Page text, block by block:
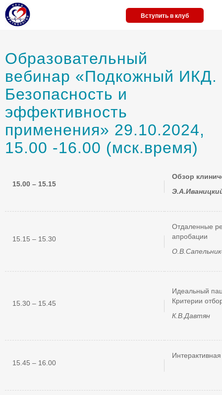
Вступить в клуб
Образовательный
вебинар «Подкожный ИКД.
Безопасность и
эффективность
применения» 29.10.2024,
15.00 -16.00 (мск.время)
15.00 – 15.15
Обзор
15.15 – 15.30
Отдаленные
апробации
15.30 – 15.45
Идеальный
Критерии
К.В.Давтян
15.45 – 16.00